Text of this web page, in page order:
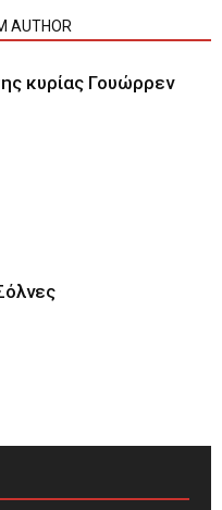
AUTHOR
κυρίας Γουώρρεν